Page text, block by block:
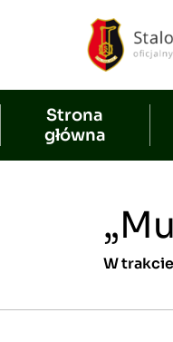
Strona
główna
W